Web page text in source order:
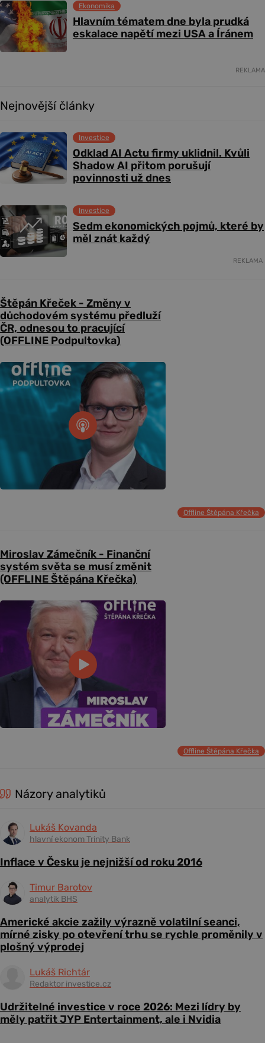
Hlavním tématem dne byla prudká
eskalace napětí mezi USA a Íránem
Ekonomika
REKLAMA
Nejnovější články
Odklad AI Actu firmy uklidnil. Kvůli
Shadow AI přitom porušují
povinnosti už dnes
Investice
Sedm ekonomických pojmů, které by
měl znát každý
Investice
REKLAMA
Štěpán Křeček - Změny v
důchodovém systému předluží
ČR, odnesou to pracující
(OFFLINE Podpultovka)
Offline Štěpána Křečka
Miroslav Zámečník - Finanční
systém světa se musí změnit
(OFFLINE Štěpána Křečka)
Offline Štěpána Křečka
Názory analytiků
Lukáš Kovanda
hlavní ekonom Trinity Bank
Inflace v Česku je nejnižší od roku 2016
Timur Barotov
analytik BHS
Americké akcie zažily výrazně volatilní seanci,
mírné zisky po otevření trhu se rychle proměnily v
plošný výprodej
Lukáš Richtár
Redaktor investice.cz
Udržitelné investice v roce 2026: Mezi lídry by
měly patřit JYP Entertainment, ale i Nvidia